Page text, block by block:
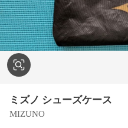
ミズノ シューズケース
MIZUNO